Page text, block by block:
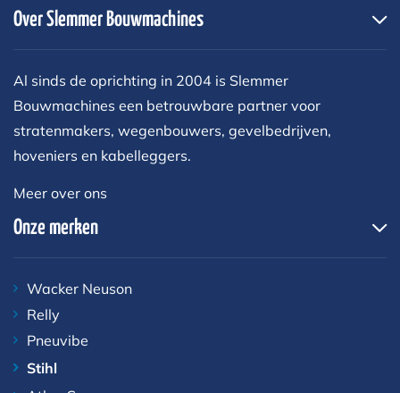
Over Slemmer Bouwmachines
Al sinds de oprichting in 2004 is Slemmer
Bouwmachines een betrouwbare partner voor
stratenmakers, wegenbouwers, gevelbedrijven,
hoveniers en kabelleggers.
Meer over ons
Onze merken
Wacker Neuson
Relly
Pneuvibe
Stihl